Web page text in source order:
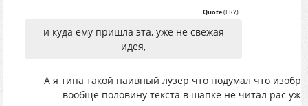
Quote(FRY)
и куда ему пришла эта, уже не свежая
идея,
А я типа такой наивный лузер что подумал что
вообще половину текста в шапке не читал рас